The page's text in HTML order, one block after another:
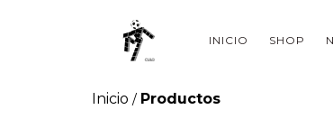
INICIO SHOP
Inicio / Productos